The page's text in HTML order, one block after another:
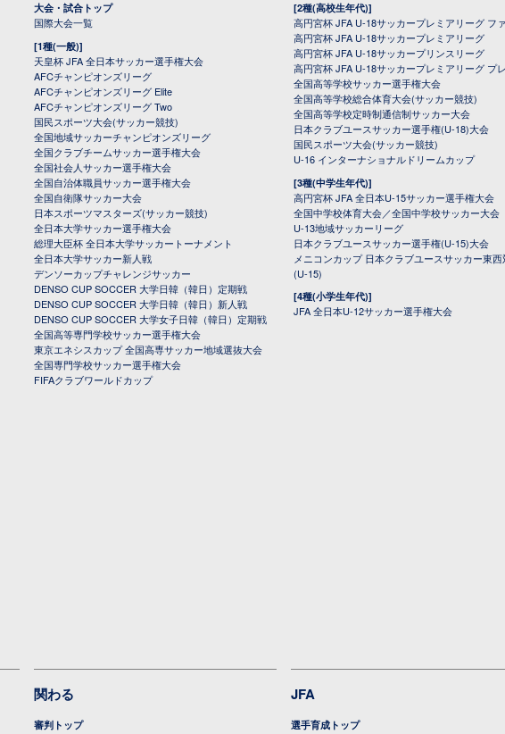
大会・試合トップ
国際大会一覧
[1種(一般)]
天皇杯 JFA 全日本サッカー選手権大会
AFCチャンピオンズリーグ
AFCチャンピオンズリーグ Elite
AFCチャンピオンズリーグ Two
国民スポーツ大会(サッカー競技)
全国地域サッカーチャンピオンズリーグ
全国クラブチームサッカー選手権大会
全国社会人サッカー選手権大会
全国自治体職員サッカー選手権大会
全国自衛隊サッカー大会
日本スポーツマスターズ(サッカー競技)
全日本大学サッカー選手権大会
総理大臣杯 全日本大学サッカートーナメント
全日本大学サッカー新人戦
デンソーカップチャレンジサッカー
DENSO CUP SOCCER 大学日韓（韓日）定期戦
DENSO CUP SOCCER 大学日韓（韓日）新人戦
DENSO CUP SOCCER 大学女子日韓（韓日）定期戦
全国高等専門学校サッカー選手権大会
東京エネシスカップ 全国高専サッカー地域選抜大会
全国専門学校サッカー選手権大会
FIFAクラブワールドカップ
[2種(高校生年代)]
高円宮杯 JFA U-18サッカープレミアリーグ フ
高円宮杯 JFA U-18サッカープレミアリーグ
高円宮杯 JFA U-18サッカープリンスリーグ
高円宮杯 JFA U-18サッカープレミアリーグ プ
全国高等学校サッカー選手権大会
全国高等学校総合体育大会(サッカー競技)
全国高等学校定時制通信制サッカー大会
日本クラブユースサッカー選手権(U-18)大会
国民スポーツ大会(サッカー競技)
U-16 インターナショナルドリームカップ
[3種(中学生年代)]
高円宮杯 JFA 全日本U-15サッカー選手権大会
全国中学校体育大会／全国中学校サッカー大会
U-13地域サッカーリーグ
日本クラブユースサッカー選手権(U-15)大会
メニコンカップ 日本クラブユースサッカー東
(U-15)
[4種(小学生年代)]
JFA 全日本U-12サッカー選手権大会
関わる
審判トップ
JFA
選手育成トップ